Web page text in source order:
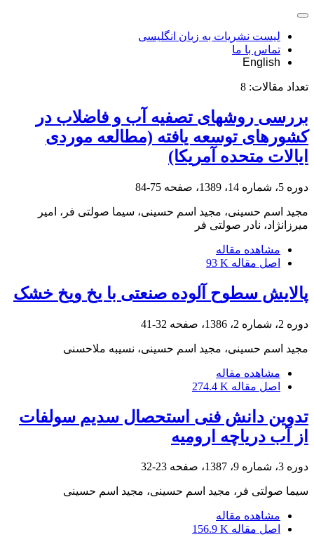
لیست نشریات به زبان انگلیسی
تماس با ما
English
تعداد مقالات: 8
بررسی روشهای تصفیه آب و فاضلاب در
کشورهای توسعه یافته (مطالعه موردی
ایالات متحده آمریکا)
دوره 5، شماره 14، 1389، صفحه 75-84
مجید اسم حسینی، مجید اسم حسینی، سیما صولتی فر، امیر
میرزانژاد، نادر صولتی فر
مشاهده مقاله
اصل مقاله 93 K
پالایش سطوح آلوده صنعتی با یخ ویخ خشک
دوره 2، شماره 2، 1386، صفحه 32-41
مجید اسم حسینی، مجید اسم حسینی، نسیبه ملاحسنی
مشاهده مقاله
اصل مقاله 274.4 K
تدوین دانش فنی استحصال سدیم سولفات
از آب دریاچه ارومیه
دوره 3، شماره 9، 1387، صفحه 23-32
سیما صولتی فر، مجید اسم حسینی، مجید اسم حسینی
مشاهده مقاله
اصل مقاله 156.9 K